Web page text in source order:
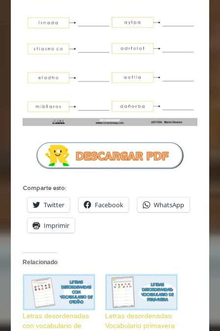
Comparte esto:
Twitter Facebook WhatsApp
Imprimir
Relacionado
Letras desordenadas
con vocabulario de
Letras desordenadas:
Vocabulario primavera